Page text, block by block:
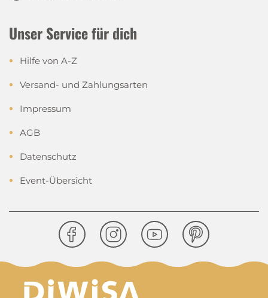
Unser Service für dich
Hilfe von A-Z
Versand- und Zahlungsarten
Impressum
AGB
Datenschutz
Event-Übersicht